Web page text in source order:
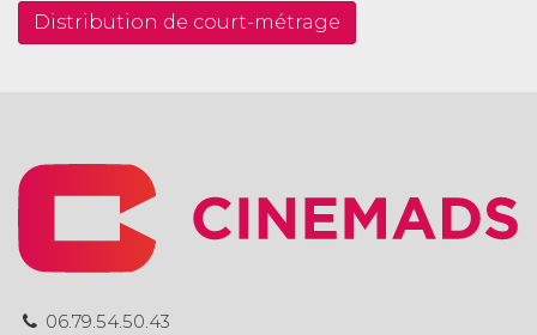
Distribution de court-métrage
06.79.54.50.43